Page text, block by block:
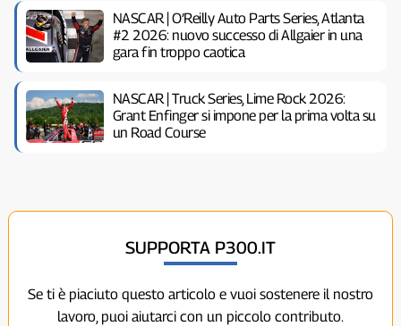
NASCAR | O’Reilly Auto Parts Series, Atlanta
#2 2026: nuovo successo di Allgaier in una
gara fin troppo caotica
NASCAR | Truck Series, Lime Rock 2026:
Grant Enfinger si impone per la prima volta su
un Road Course
SUPPORTA P300.IT
Se ti è piaciuto questo articolo e vuoi sostenere il nostro
lavoro, puoi aiutarci con un piccolo contributo.